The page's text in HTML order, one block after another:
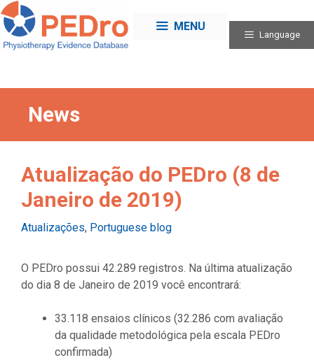
Skip
to
content
MENU
Language
News
Atualização do PEDro (8 de
Janeiro de 2019)
Categories
Atualizações, Portuguese blog
O PEDro possui 42.289 registros. Na última atualização
do dia 8 de Janeiro de 2019 você encontrará:
33.118 ensaios clínicos (32.286 com avaliação
da qualidade metodológica pela escala PEDro
confirmada)